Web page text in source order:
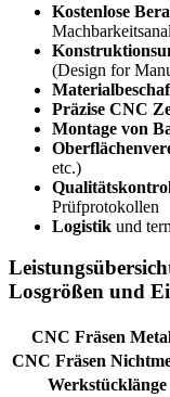
Kostenlose
(Design for
Präzise CNC
Montage von
etc.)
Prüfprotokollen
Logistik und
Losgrößen und
CNC Fräsen
CNC Fräsen
Werkstücklänge